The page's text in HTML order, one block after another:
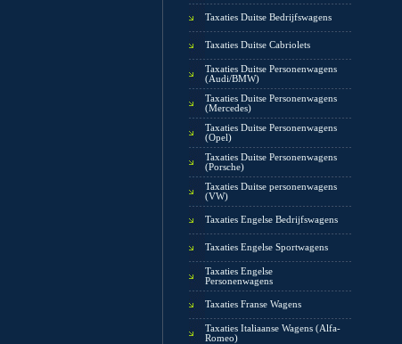
Taxaties Duitse Bedrijfswagens
Taxaties Duitse Cabriolets
Taxaties Duitse Personenwagens
(Audi/BMW)
Taxaties Duitse Personenwagens
(Mercedes)
Taxaties Duitse Personenwagens
(Opel)
Taxaties Duitse Personenwagens
(Porsche)
Taxaties Duitse personenwagens
(VW)
Taxaties Engelse Bedrijfswagens
Taxaties Engelse Sportwagens
Taxaties Engelse
Personenwagens
Taxaties Franse Wagens
Taxaties Italiaanse Wagens (Alfa-
Romeo)